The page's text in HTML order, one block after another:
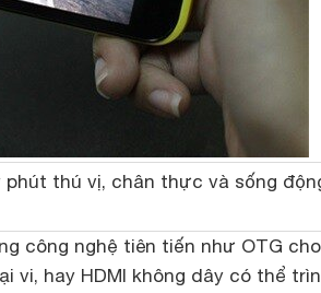
phút thú vị, chân thực và sống
công nghệ tiên tiến như OTG
vi, hay HDMI không dây có thể